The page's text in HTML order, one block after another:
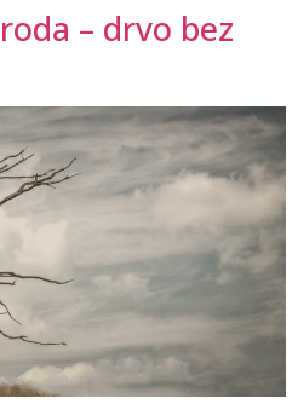
– drvo bez